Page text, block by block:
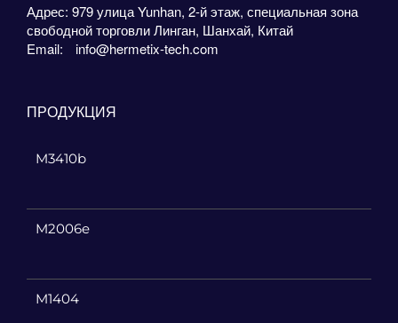
Адрес: 979 улица Yunhan, 2-й этаж, специальная зона
свободной торговли Линган, Шанхай, Китай
Email:
info@hermetix-tech.com
ПРОДУКЦИЯ
M3410b
M2006e
M1404